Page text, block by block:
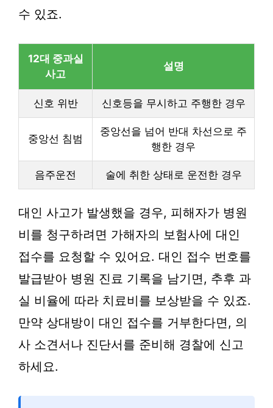
수 있죠.
12대 중과실
사고
설명
신호 위반 신호등을 무시하고 주행한 경우
중앙선 침범
중앙선을 넘어 반대 차선으로 주
행한 경우
음주운전 술에 취한 상태로 운전한 경우
대인 사고가 발생했을 경우, 피해자가 병원
비를 청구하려면 가해자의 보험사에 대인
접수를 요청할 수 있어요. 대인 접수 번호를
발급받아 병원 진료 기록을 남기면, 추후 과
실 비율에 따라 치료비를 보상받을 수 있죠.
만약 상대방이 대인 접수를 거부한다면, 의
사 소견서나 진단서를 준비해 경찰에 신고
하세요.